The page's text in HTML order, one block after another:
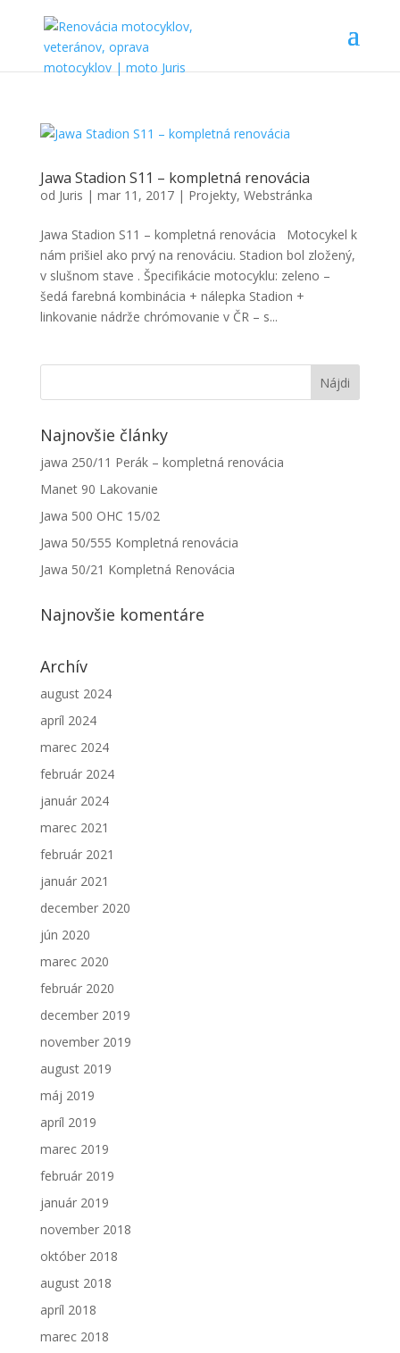
Jawa Stadion S11 – kompletná renovácia
od Juris | mar 11, 2017| Projekty, Webstránka
Jawa Stadion S11 – kompletná renovácia Motocykel k
nám prišiel ako prvý na renováciu. Stadion bol zložený,
v slušnom stave . Špecifikácie motocyklu: zeleno –
šedá farebná kombinácia + nálepka Stadion +
linkovanie nádrže chrómovanie v ČR – s...
Najnovšie články
jawa 250/11 Perák – kompletná renovácia
Manet 90 Lakovanie
Jawa 500 OHC 15/02
Jawa 50/555 Kompletná renovácia
Jawa 50/21 Kompletná Renovácia
Najnovšie komentáre
Archív
august 2024
apríl 2024
marec 2024
február 2024
január 2024
marec 2021
február 2021
január 2021
december 2020
jún 2020
marec 2020
február 2020
december 2019
november 2019
august 2019
máj 2019
apríl 2019
marec 2019
február 2019
január 2019
november 2018
október 2018
august 2018
apríl 2018
marec 2018
Tieto súbory
Sú potrebné
fungovanie
webovej
Štatistiky
Aby sme
mohli
zlepšiť
funkčnosť
webovej
stránky na
základe
spôsobu
používania
stránky.